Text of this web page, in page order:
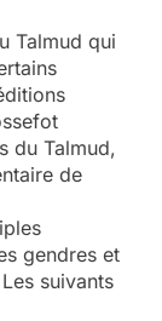
Talmud qui
du Talmud,
de
gendres et
suivants